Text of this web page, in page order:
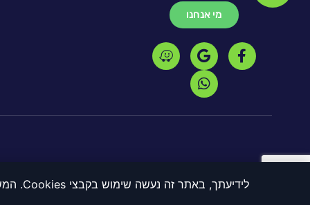
לידיעתך, באתר זה נעשה שימוש בקבצי Cookies. המשך גלישה באתר מהווה הסכמה לשימוש זה. למידע נוסף על
מי אנחנו